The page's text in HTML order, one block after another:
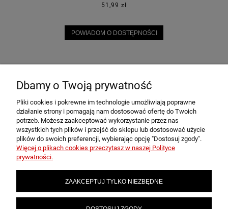
51,99 zł
POWIADOM O DOSTĘPNOŚCI
POMOC
MOJE KONTO
Dbamy o Twoją prywatność
Pliki cookies i pokrewne im technologie umożliwiają poprawne
działanie strony i pomagają nam dostosować ofertę do Twoich
potrzeb. Możesz zaakceptować wykorzystanie przez nas
wszystkich tych plików i przejść do sklepu lub dostosować użycie
plików do swoich preferencji, wybierając opcję "Dostosuj zgody".
Więcej o plikach cookies przeczytasz w naszej Polityce
prywatności.
ZAAKCEPTUJ TYLKO NIEZBĘDNE